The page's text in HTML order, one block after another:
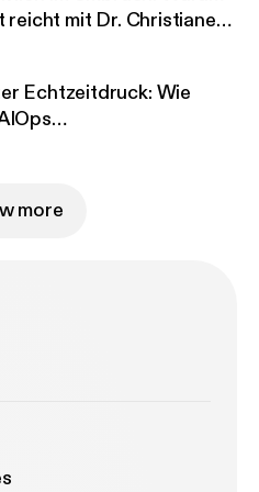
im Hinblick auf KI-
Formate oder zusätzliche
im öffentlich-
– und welche Rolle
reicht mit Dr. Christiane
Echtzeitdruck: Wie
stabil halten
more